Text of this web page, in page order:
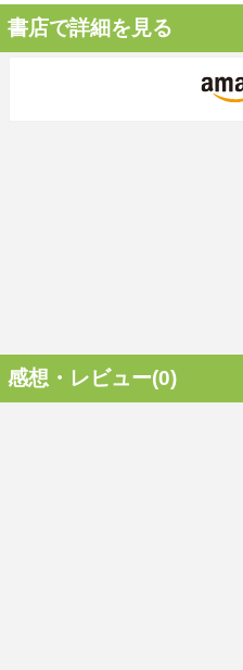
書店で詳細を見る
感想・レビュー(0)